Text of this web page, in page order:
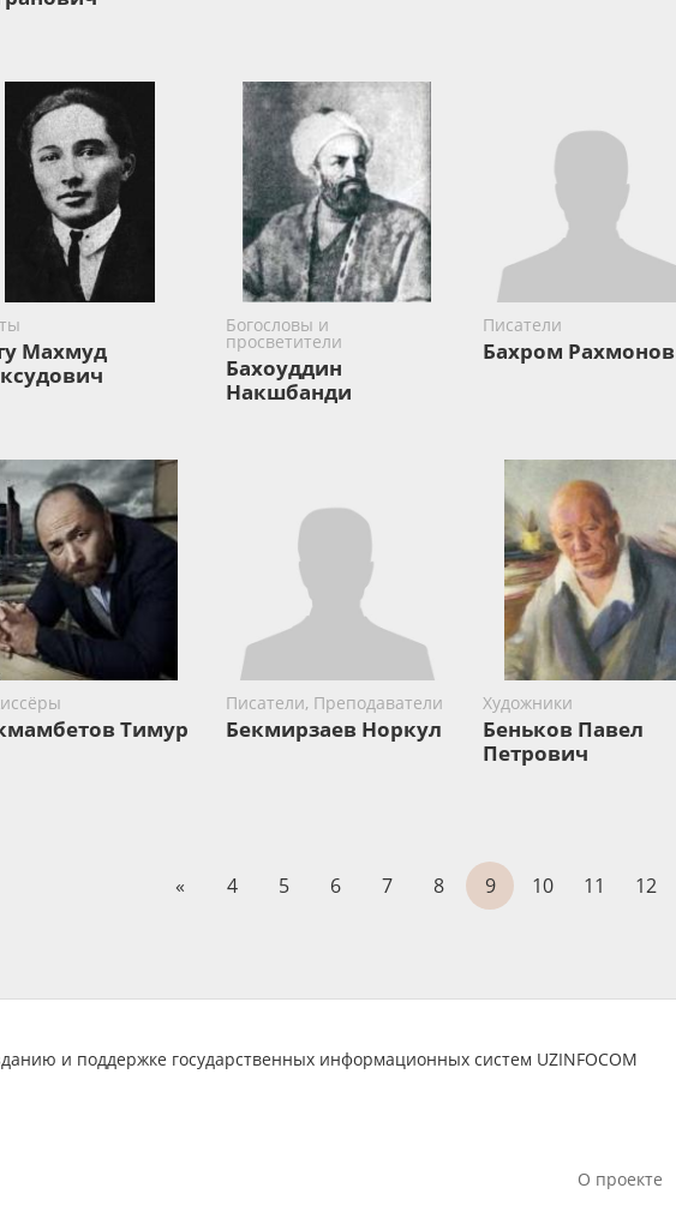
Махмуд
Богословы и
просветители
Бахоуддин
Накшбанди
Писатели
Бахром Рахмонов
Тимур
Писатели, Преподаватели
Бекмирзаев Норкул
Художники
Беньков Павел
Петрович
« 4 5 6 7 8 9 10 11 12
и поддержке государственных информационных систем UZINFOCOM
О проекте